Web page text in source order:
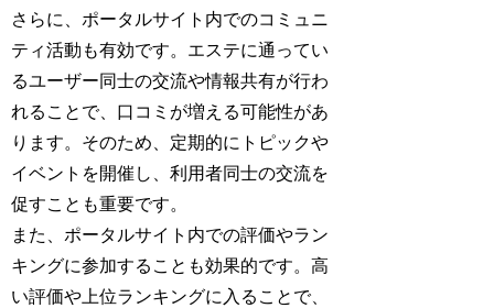
さらに、ポータルサイト内でのコミュニ
ティ活動も有効です。エステに通ってい
るユーザー同士の交流や情報共有が行わ
れることで、口コミが増える可能性があ
ります。そのため、定期的にトピックや
イベントを開催し、利用者同士の交流を
促すことも重要です。
また、ポータルサイト内での評価やラン
キングに参加することも効果的です。高
い評価や上位ランキングに入ることで、